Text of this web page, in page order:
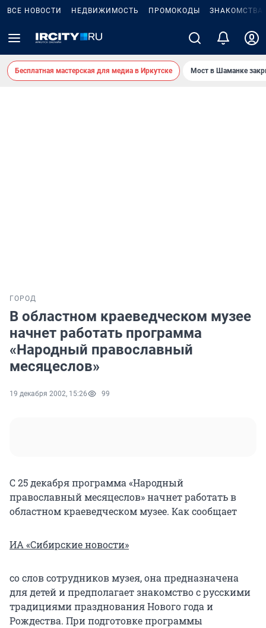
ВСЕ НОВОСТИ НЕДВИЖИМОСТЬ ПРОМОКОДЫ ЗНАКОМСТВА
Бесплатная мастерская для медиа в Иркутске Мост в Шаманке
ГОРОД
В областном краеведческом музее
начнет работать программа
«Народный православный
месяцеслов»
19 декабря 2002, 15:26 99
С 25 декабря программа «Народный
православный месяцеслов» начнет работать в
областном краеведческом музее. Как сообщает
ИА «Сибирские новости»
со слов сотрудников музея, она предназначена
для детей и предполагает знакомство с русскими
традициями празднования Нового года и
Рождества. При подготовке программы